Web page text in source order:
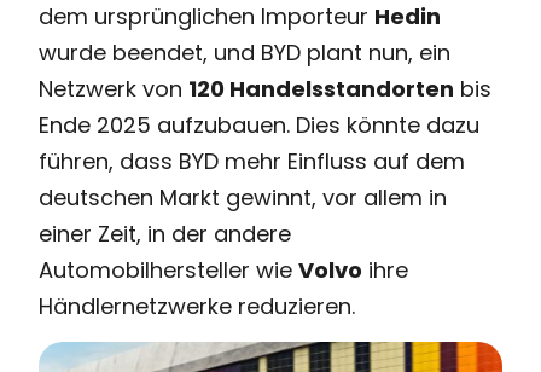
dem ursprünglichen Importeur Hedin
wurde beendet, und BYD plant nun, ein
Netzwerk von 120 Handelsstandorten bis
Ende 2025 aufzubauen. Dies könnte dazu
führen, dass BYD mehr Einfluss auf dem
deutschen Markt gewinnt, vor allem in
einer Zeit, in der andere
Automobilhersteller wie Volvo ihre
Händlernetzwerke reduzieren.